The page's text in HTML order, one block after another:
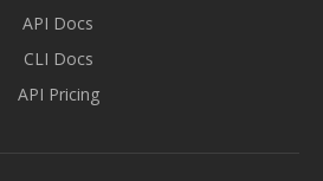
API Docs
CLI Docs
API Pricing